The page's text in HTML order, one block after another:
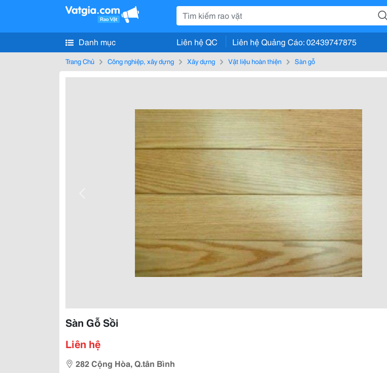
Danh mục Liên hệ QC Liên hệ Quảng Cáo: 02439747875
Trang Chủ Công nghiệp, xây dựng Xây dựng Vật liệu hoàn thiện Sàn gỗ
Sàn Gỗ Sồi
Liên hệ
282 Cộng Hòa, Q.tân Bình